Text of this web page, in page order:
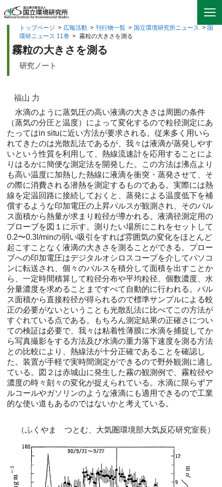
トップページ > 広報活動 > 刊行物一覧 > 国立環境研究所ニュース > 国
環研ニュース 11巻 > 霧粒の大きさを測る
霧粒の大きさを測る
研究ノート
福山 力
水滴のように蒸気圧の高い液滴の大きさは周囲の条件
（蒸気の分圧と温度）によって変化するので粒径測定にあ
たってはin situに近い方法が要求される。従来多く用いら
れてきたのは光散乱法であるが、我々は液滴が蒸発しやす
いという性質を利用して、熱線流速計を応用することによ
りはるかに簡便な測定法を開発した。この方法は沸点より
も高い温度に加熱した熱線に液滴を衝突・蒸発させて、そ
の際に消費される潜熱を測定するものである。実際には熱
線を定温回路に接続しておくと、蒸発による温度低下を補
償するような印加電圧の上昇パルスが観測され、そのパル
ス面積から熱量が求まり粒径が導かれる。液滴径測定用の
プローブを図１に示す。測りたい場所にこれをセットして
0.2〜0.3l/minの弱い吸引をすれば雰囲気の変化をほとんど
起こすことなく液滴の大きさを測ることができる。プロー
ブへの印加電圧はデジタルオシロスコープを介してパソコ
ンに転送され、個々のパルスを積分して面積を出すことか
ら、一定時間積算して粒径分布や平均粒径、個数濃度、水
分量濃度を求めることまですべて自動的に行われる。パル
ス面積から直接粒径が得られるので標準サンプルによる較
正の必要がないということも光散乱法に比べてこの方法が
すぐれている点である。もちろん測定結果の正確さについ
ての検証は必要で、我々は粘着性薄膜に水滴を捕捉してか
ら写真撮影をする方法及び水滴の重力落下速度を測る方法
との比較により、熱線法が十分正確であることを確認し
た。装置が手軽で実時間測定ができるので野外観測に適し
ている。図２は赤城山に発生した霧の観測例で、霧粒径や
濃度の時々刻々の変化が捉えられている。水滴に限らずア
ルコールやガソリンのような液滴にも適用できるので工業
的な使い道もあるのではないかと考えている。
（ふくやま つとむ、大気圏環境部大気反応研究室長）